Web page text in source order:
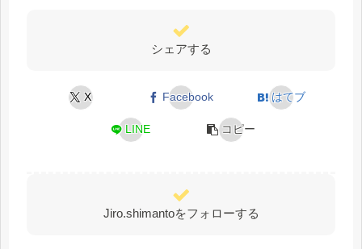
シェアする
X Facebook はてブ
LINE コピー
Jiro.shimantoをフォローする